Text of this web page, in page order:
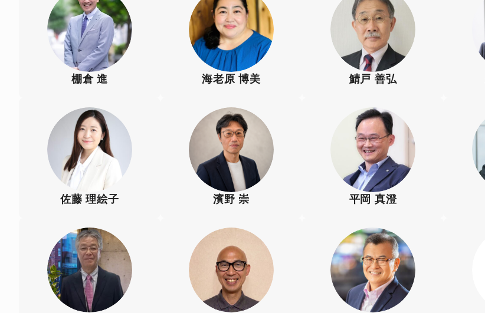
棚倉 進 海老原 博美 鯖戸 善弘
佐藤 理絵子 濱野 崇 平岡 真澄